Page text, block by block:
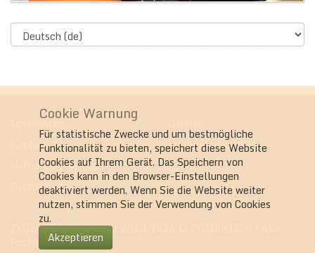
Select
language
Cookie Warnung
Für statistische Zwecke und um bestmögliche
Funktionalität zu bieten, speichert diese Website
Cookies auf Ihrem Gerät. Das Speichern von
Cookies kann in den Browser-Einstellungen
deaktiviert werden. Wenn Sie die Website weiter
nutzen, stimmen Sie der Verwendung von Cookies
zu.
Akzeptieren
Impressum
Kontakt
Haftungsausschluss
Datenschutz
Erfahrungsberichte
Support
ZYQ108.DE| Copyright 2013-2026 © ZYQ108.COM | Alle
Rechte vorbehalten.